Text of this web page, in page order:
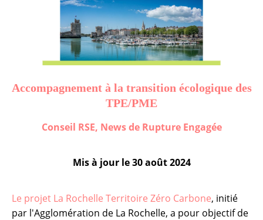
Accompagnement à la transition écologique des
TPE/PME
Conseil RSE, News de Rupture Engagée
Mis à jour le30 août 2024
Le projet La Rochelle Territoire Zéro Carbone, initié
par l'Agglomération de La Rochelle, a pour objectif de